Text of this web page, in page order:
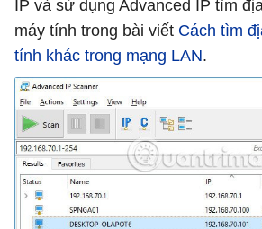
IP và sử dụng Advanced IP tìm
máy tính trong bài viết Cách tìm
tính khác trong mạng LAN.